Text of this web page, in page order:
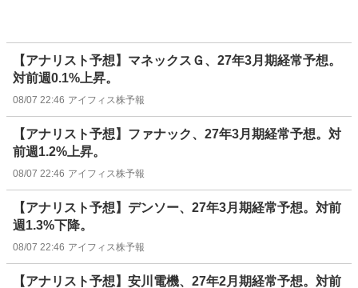
【アナリスト予想】マネックスＧ、27年3月期経常予想。
対前週0.1%上昇。
08/07 22:46 アイフィス株予報
【アナリスト予想】ファナック、27年3月期経常予想。対
前週1.2%上昇。
08/07 22:46 アイフィス株予報
【アナリスト予想】デンソー、27年3月期経常予想。対前
週1.3%下降。
08/07 22:46 アイフィス株予報
【アナリスト予想】安川電機、27年2月期経常予想。対前